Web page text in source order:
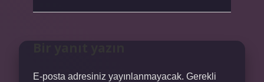
E-posta adresiniz yayınlanmayacak. Gerekli